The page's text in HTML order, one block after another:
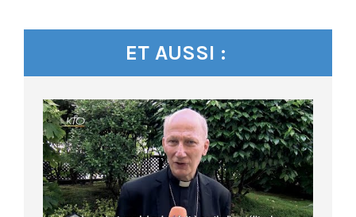
ET AUSSI :